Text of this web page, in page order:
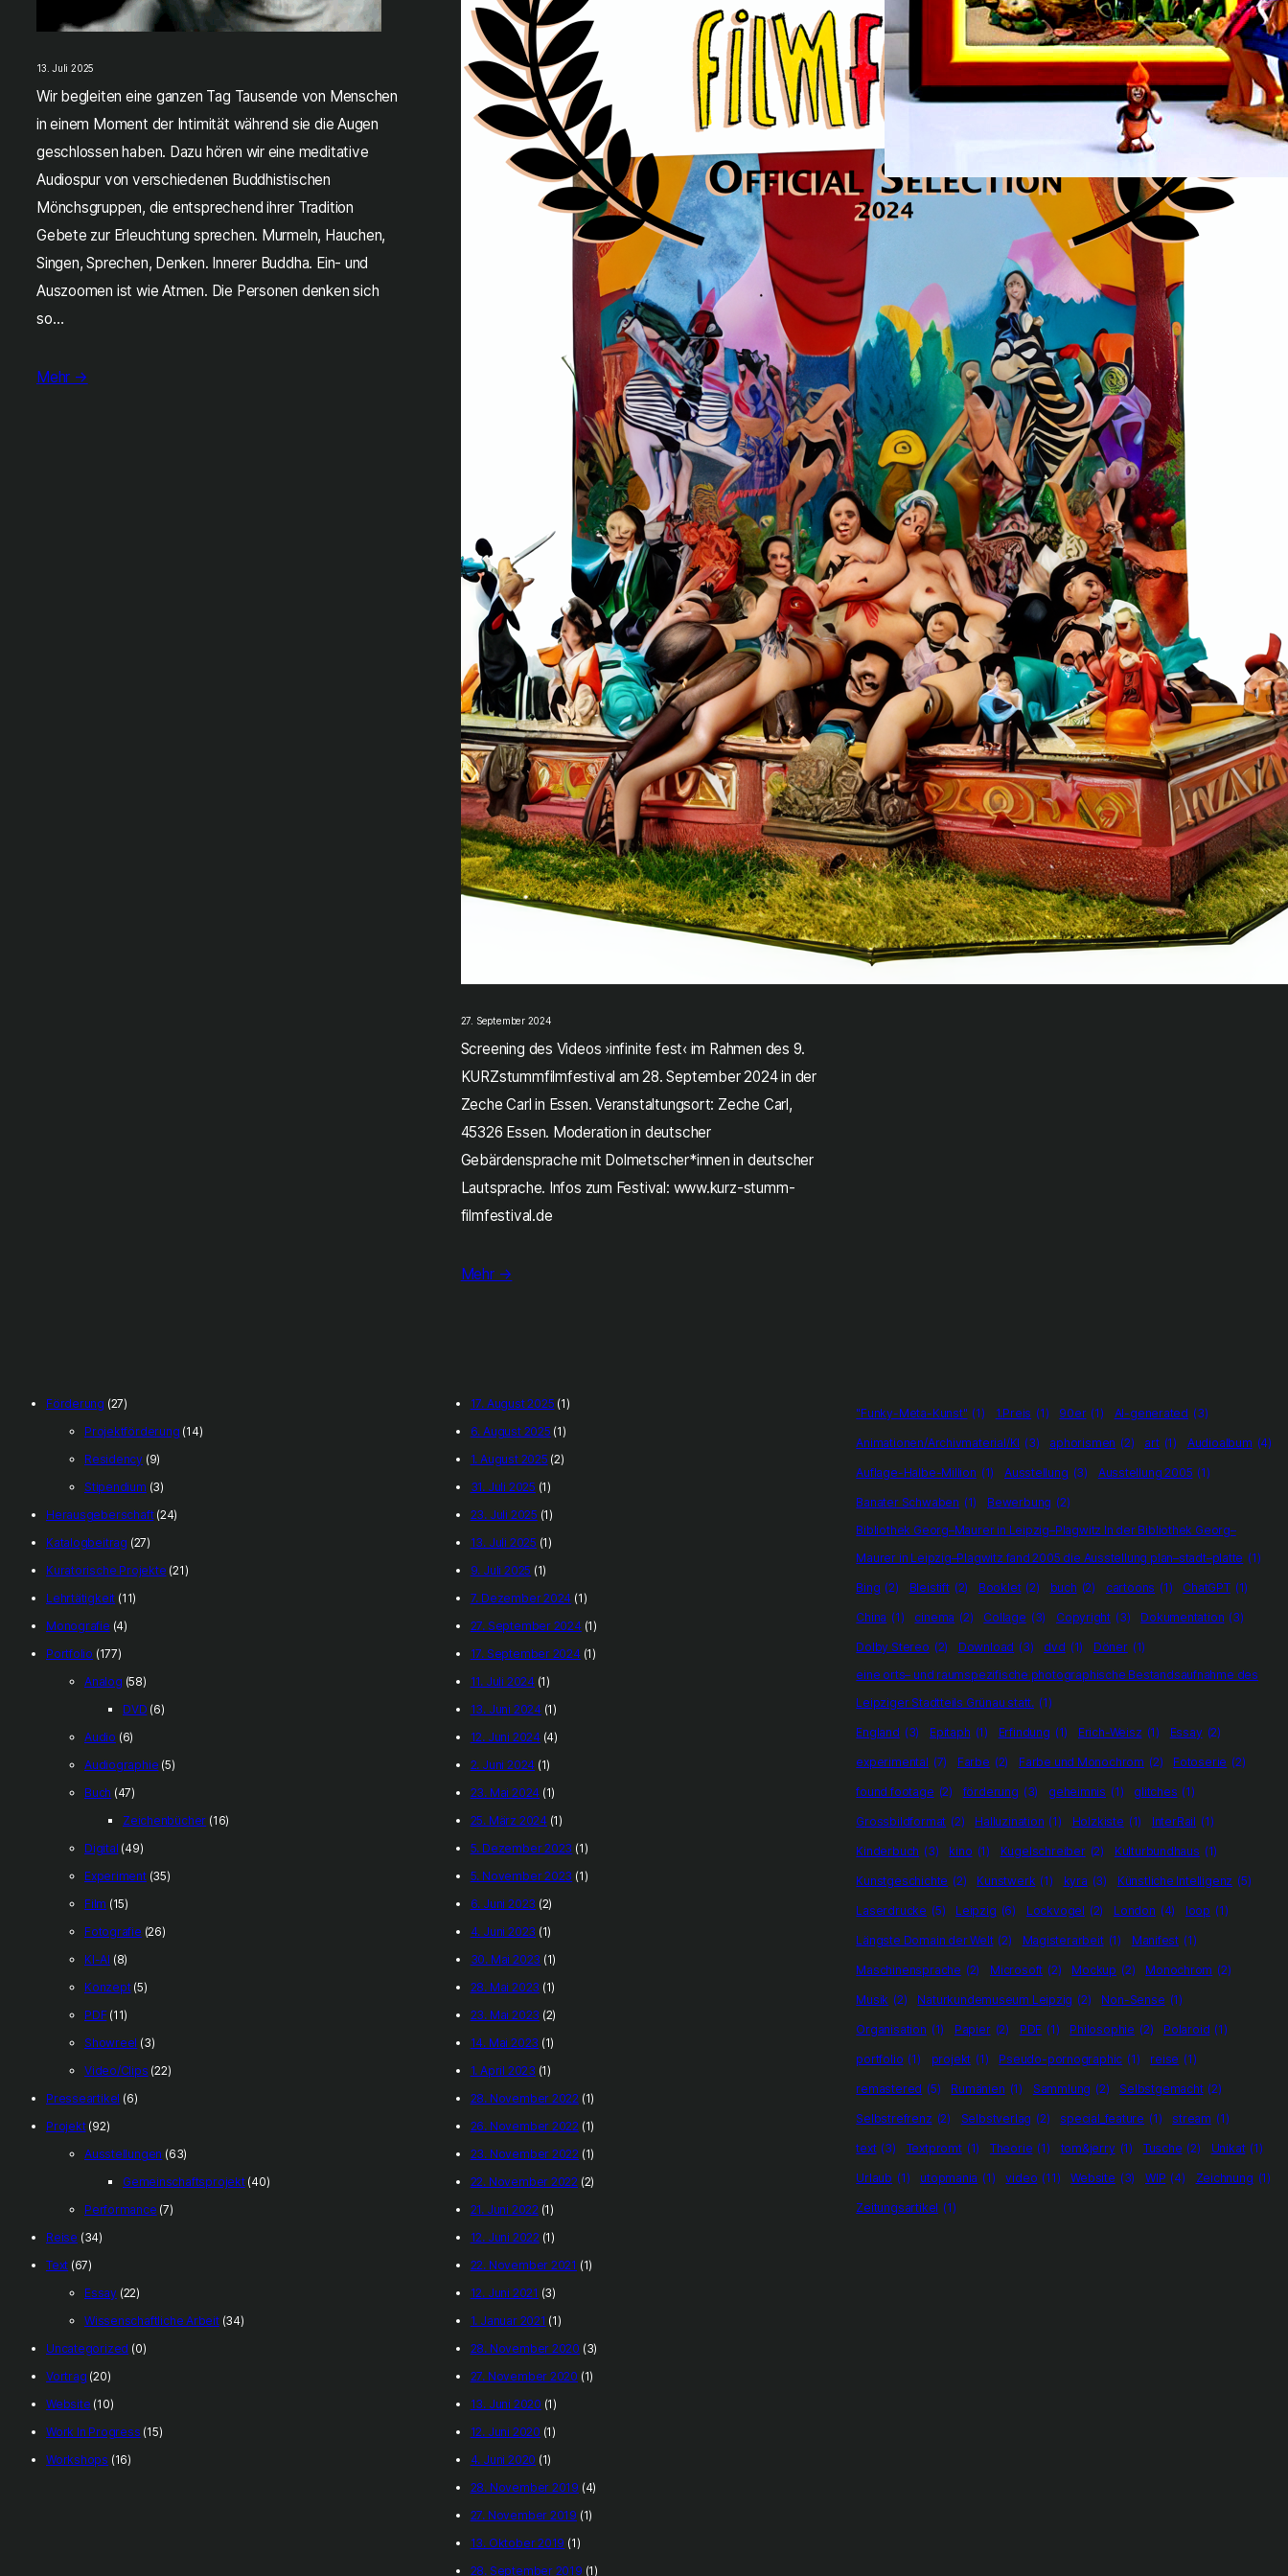
13. Juli 2025
Wir begleiten eine ganzen Tag Tausende von Menschen
in einem Moment der Intimität während sie die Augen
geschlossen haben. Dazu hören wir eine meditative
Audiospur von verschiedenen Buddhistischen
Mönchsgruppen, die entsprechend ihrer Tradition
Gebete zur Erleuchtung sprechen. Murmeln, Hauchen,
Singen, Sprechen, Denken. Innerer Buddha. Ein- und
Auszoomen ist wie Atmen. Die Personen denken sich
so…
Mehr →
27. September 2024
Screening des Videos ›infinite fest‹ im Rahmen des 9.
KURZstummfilmfestival am 28. September 2024 in der
Zeche Carl in Essen. Veranstaltungsort: Zeche Carl,
45326 Essen. Moderation in deutscher
Gebärdensprache mit Dolmetscher*innen in deutscher
Lautsprache. Infos zum Festival: www.kurz-stumm-
filmfestival.de
Mehr →
30. Mai 2023
›infinite fest‹ ist ein visuelles Erlebnis, das zur Reflexion
über gesellschaftliche Normen, Grenzen und Subkulturen
anregt. Die Sammlung ›infinite fest‹ zeigt einen fiktiven
magischen Ort, an dem die Grenzen zwischen Realität
und Fantasie verschwimmen. Hier können wir in eine
geheimnisvolle und begehrenswerte Welt eintauchen.
Die erste Seite Die bunt bemalten Statuen, Puppen,
Marionetten, Mischwesen aus…
Mehr →
Förderung (27)
Projektförderung (14)
Residency (9)
Stipendium (3)
Herausgeberschaft(24)
Katalogbeitrag (27)
Kuratorische Projekte (21)
Lehrtätigkeit (11)
Monografie (4)
Portfolio (177)
Analog (58)
DVD (6)
Audio (6)
Audiographie (5)
Buch (47)
Zeichenbücher (16)
Digital (49)
Experiment(35)
Film (15)
Fotografie (26)
KI-AI (8)
Konzept(5)
PDF(11)
Showreel (3)
Video/Clips (22)
Presseartikel (6)
Projekt(92)
Ausstellungen (63)
Gemeinschaftsprojekt(40)
Performance (7)
Reise (34)
Text (67)
Essay (22)
Wissenschaftliche Arbeit(34)
Uncategorized (0)
Vortrag (20)
Website (10)
Work In Progress (15)
Workshops (16)
17. August 2025 (1)
6. August 2025 (1)
1. August 2025 (2)
31. Juli 2025 (1)
23. Juli 2025 (1)
13. Juli 2025 (1)
9. Juli 2025 (1)
7. Dezember 2024 (1)
27. September 2024(1)
17. September 2024(1)
11. Juli 2024(1)
13. Juni 2024(1)
12. Juni 2024(4)
2. Juni 2024 (1)
23. Mai 2024 (1)
25. März 2024(1)
5. Dezember 2023 (1)
5. November 2023 (1)
6. Juni 2023 (2)
4. Juni 2023 (1)
30. Mai 2023 (1)
28. Mai 2023 (1)
23. Mai 2023 (2)
14. Mai 2023 (1)
1. April 2023 (1)
28. November 2022 (1)
26. November 2022 (1)
23. November 2022 (1)
22. November 2022 (2)
21. Juni 2022(1)
12. Juni 2022(1)
22. November 2021 (1)
12. Juni 2021 (3)
1. Januar 2021 (1)
28. November 2020 (3)
27. November 2020 (1)
13. Juni 2020 (1)
12. Juni 2020 (1)
4. Juni 2020 (1)
28. November 2019 (4)
27. November 2019 (1)
13. Oktober 2019 (1)
28. September 2019 (1)
"Funky-Meta-Kunst" (1) 1.Preis (1) 90er (1) AI-generated (3)
Animationen/Archivmaterial/KI (3) aphorismen (2) art (1) Audioalbum (4)
Auflage-Halbe-Million (1) Ausstellung (3) Ausstellung 2005 (1)
Banater Schwaben (1) Bewerbung (2)
Bibliothek Georg–Maurer in Leipzig–Plagwitz In der Bibliothek Georg–
Maurer in Leipzig–Plagwitz fand 2005 die Ausstellung plan–stadt–platte (1)
Bing (2) Bleistift (2) Booklet (2) buch (2) cartoons (1) ChatGPT (1)
China (1) cinema (2) Collage (3) Copyright (3) Dokumentation (3)
Dolby Stereo (2) Download (3) dvd (1) Döner (1)
eine orts– und raumspezifische photographische Bestandsaufnahme des
Leipziger Stadtteils Grünau statt. (1)
England (3) Epitaph (1) Erfindung (1) Erich-Weisz (1) Essay (2)
experimental (7) Farbe (2) Farbe und Monochrom (2) Fotoserie (2)
found footage (2) förderung (3) geheimnis (1) glitches (1)
Grossbildformat (2) Halluzination (1) Holzkiste (1) InterRail (1)
Kinderbuch (3) kino (1) Kugelschreiber (2) Kulturbundhaus (1)
Kunstgeschichte (2) Kunstwerk (1) kyra (3) Künstliche Intelligenz (5)
Laserdrucke (5) Leipzig (6) Lockvogel (2) London (4) loop (1)
Längste Domain der Welt (2) Magisterarbeit (1) Manifest (1)
Maschinensprache (2) Microsoft (2) Mockup (2) Monochrom (2)
Musik (2) Naturkundemuseum Leipzig (2) Non-Sense (1)
Organisation (1) Papier (2) PDF (1) Philosophie (2) Polaroid (1)
portfolio (1) projekt (1) Pseudo-pornographic (1) reise (1)
remastered (5) Rumänien (1) Sammlung (2) Selbstgemacht (2)
Selbstrefrenz (2) Selbstverlag (2) special_feature (1) stream (1)
text (3) Textpromt (1) Theorie (1) tom&jerry (1) Tusche (2) Unikat (1)
Urlaub (1) utopmania (1) video (11) Website (3) WIP (4) Zeichnung (1)
Zeitungsartikel (1)